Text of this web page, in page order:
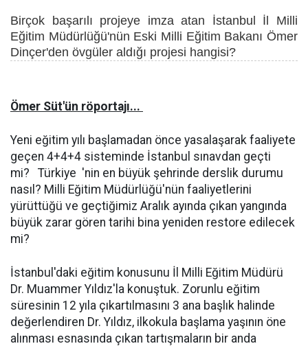
Birçok başarılı projeye imza atan İstanbul İl Milli
Eğitim Müdürlüğü'nün Eski Milli Eğitim Bakanı Ömer
Dinçer'den övgüler aldığı projesi hangisi?
Ömer Süt'ün röportajı...
Yeni eğitim yılı başlamadan önce yasalaşarak faaliyete
geçen 4+4+4 sisteminde İstanbul sınavdan geçti
mi? Türkiye 'nin en büyük şehrinde derslik durumu
nasıl? Milli Eğitim Müdürlüğü'nün faaliyetlerini
yürüttüğü ve geçtiğimiz Aralık ayında çıkan yangında
büyük zarar gören tarihi bina yeniden restore edilecek
mi?
İstanbul'daki eğitim konusunu İl Milli Eğitim Müdürü
Dr. Muammer Yıldız'la konuştuk. Zorunlu eğitim
süresinin 12 yıla çıkartılmasını 3 ana başlık halinde
değerlendiren Dr. Yıldız, ilkokula başlama yaşının öne
alınması esnasında çıkan tartışmaların bir anda